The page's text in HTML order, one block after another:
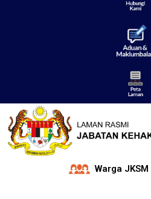
Warga JKSM